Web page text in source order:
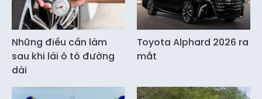
Những điều cần làm
sau khi lái ô tô đường
dài
Toyota Alphard 2026 ra
mắt